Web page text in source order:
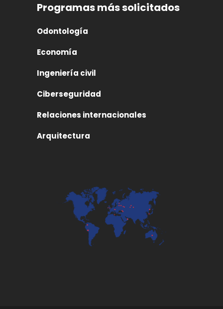
Programas más solicitados
Odontología
Economía
Ingeniería civil
Ciberseguridad
Relaciones internacionales
Arquitectura